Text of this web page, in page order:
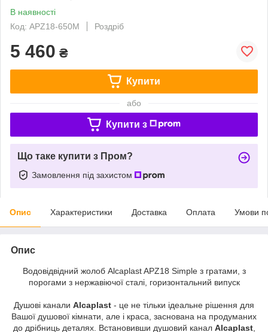
В наявності
Код: APZ18-650M
Роздріб
5 460 ₴
Купити
або
Купити з
Що таке купити з Пром?
Замовлення під захистом
Опис Характеристики Доставка Оплата Умови
Опис
Водовідвідний жолоб Alcaplast APZ18 Simple з гратами, з
порогами з нержавіючої сталі, горизонтальний випуск
Душові канали Alcaplast - це не тільки ідеальне рішення для
Вашої душової кімнати, але і краса, заснована на продуманих
до дрібниць деталях. Встановивши душовий канал Alcaplast,